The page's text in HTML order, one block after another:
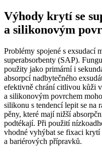
Výhody krytí se
a silikonovým
Problémy spojené s exsudací
superabsorbenty (SAP).
použity jako primární i
absorpcí nadbytečného
efektivně chrání citlivou kůži
a silikonovým povrchem
silikonu s tendencí lepit se na
pěny, které mají nižší
podtékají. Při použití
vhodné vyhýbat se fixaci krytí
a bariérových přípravků.